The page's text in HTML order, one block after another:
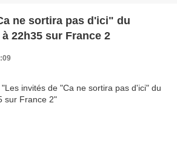
ne sortira pas d'ici" du
22h35 sur France 2